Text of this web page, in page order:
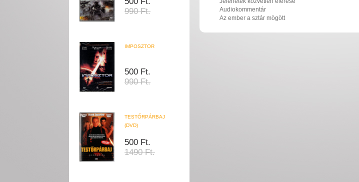
990 Ft.
IMPOSZTOR
500 Ft.
990 Ft.
TESTŐRPÁRBAJ
(DVD)
500 Ft.
1490 Ft.
Audiokommentár
Az ember a sztár mögött